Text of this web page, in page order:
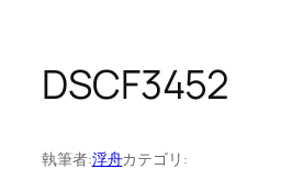
DSCF3452
執筆者:浮舟カテゴリ: